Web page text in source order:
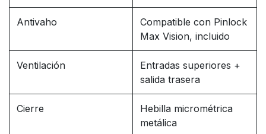
Antivaho
Compatible con Pinlock
Max Vision, incluido
Ventilación
Entradas superiores +
salida trasera
Cierre
Hebilla micrométrica
metálica